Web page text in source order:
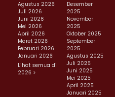
Agustus 2026
Juli 2026
Juni 2026
Mei 2026
April 2026
Maret 2026
Februari 2026
Januari 2026
Lihat semua di
2026 >
Desember
2025
November
2025
Oktober 2025
September
2025
Agustus 2025
Juli 2025
Juni 2025
Mei 2025
April 2025
Januari 2025